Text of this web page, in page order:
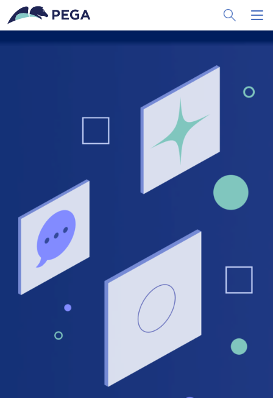
メインコンテンツに飛ぶ
Toggle